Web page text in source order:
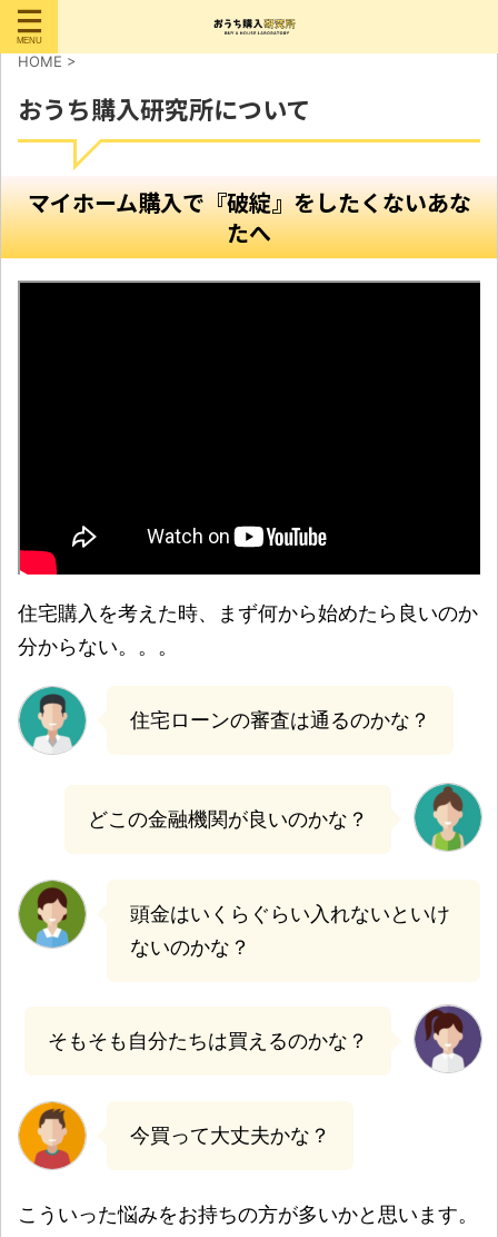
HOME >
おうち購入研究所について
マイホーム購入で『破綻』をしたくないあな
たへ
住宅購入を考えた時、まず何から始めたら良いのか
分からない。。。
住宅ローンの審査は通るのかな？
どこの金融機関が良いのかな？
頭金はいくらぐらい入れないといけ
ないのかな？
そもそも自分たちは買えるのかな？
今買って大丈夫かな？
こういった悩みをお持ちの方が多いかと思います。